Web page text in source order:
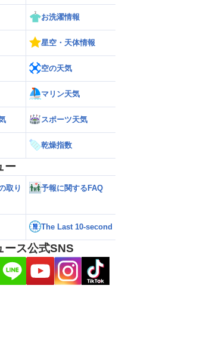
【熊本八代で39℃観測】被災地・熊本へ
台風による雨風の影響は？
お洗濯情報
星空・天体情報
空の天気
マリン天気
スポーツ天気
乾燥指数
ー
取り
予報に関するFAQ
The Last 10-second
ース公式SNS